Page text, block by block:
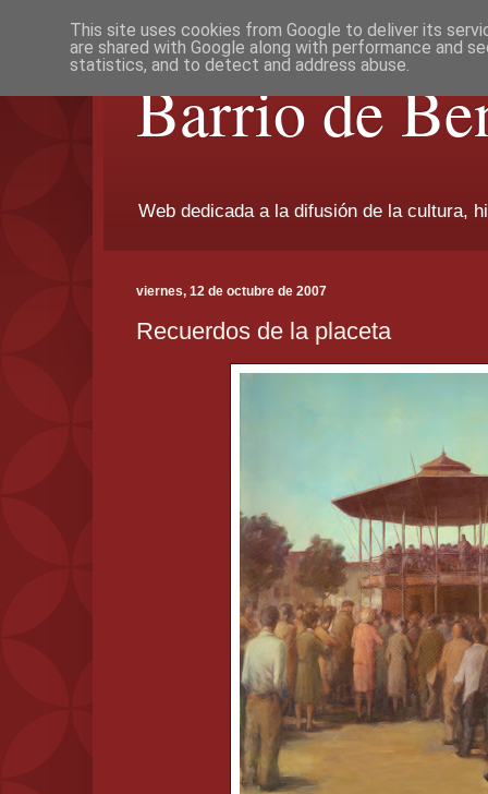
Barrio de
Web dedicada a la difusión de la cultura,
viernes, 12 de octubre de 2007
Recuerdos de la placeta
This site uses cookies from Google to deliver its
are shared with Google along with performance and
statistics, and to detect and address abuse.